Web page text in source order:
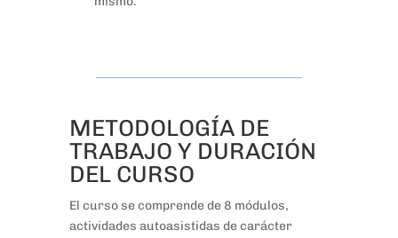
METODOLOGÍA DE
TRABAJO Y DURACIÓN
DEL CURSO
El curso se comprende de 8 módulos,
actividades autoasistidas de carácter